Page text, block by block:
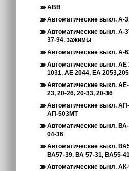
АВВ
Автоматические выкл. А-
Автоматические выкл. А-
37-94, зажимы
Автоматические выкл. А-
Автоматические выкл. АЕ
1031, АЕ 2044, ЕА
Автоматические выкл.
23, 20-26, 20-33, 20-36
Автоматические выкл.
АП-503МТ
Автоматические выкл.
04-36
Автоматические выкл.
ВА57-39, ВА 57-31, ВА55-41
Автоматические выкл.